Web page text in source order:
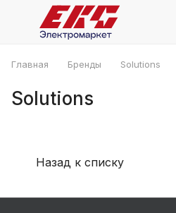
Главная Бренды Solutions
Solutions
Назад к списку